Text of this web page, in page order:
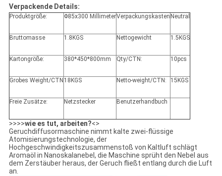
Verpackende Details:
Produktgröße: Φ85x300 MillimeterVerpackungskasten Neutral
Bruttomasse 1.8KGS Nettogewicht 1.5KGS
Kartongröße: 380*450*800mm Qty/CTN: 10pcs
Grobes Weight/CTN 18KGS Netto-weight/CTN: 15KGS
Freie Zusätze: Netzstecker Benutzerhandbuch
>>>>wie es tut, arbeiten?<>
Geruchdiffusormaschine nimmt kalte zwei-flüssige
Atomisierungstechnologie, der
Hochgeschwindigkeitszusammenstoß von Kaltluft schlägt
Aromaöl in Nanoskalanebel, die Maschine sprüht den Nebel aus
dem Zerstäuber heraus, der Geruch fließt entlang durch die Luft
an.